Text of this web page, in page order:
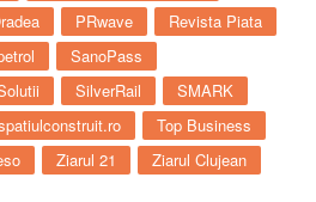
PRwave
Revista Piata
SanoPass
SilverRail
SMARK
Top Business
Ziarul 21 Ziarul Clujean